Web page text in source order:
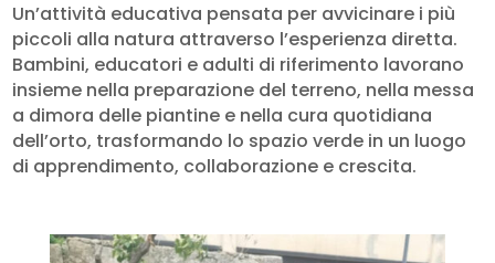
Un’attività educativa pensata per avvicinare i più
piccoli alla natura attraverso l’esperienza diretta.
Bambini, educatori e adulti di riferimento lavorano
insieme nella preparazione del terreno, nella messa
a dimora delle piantine e nella cura quotidiana
dell’orto, trasformando lo spazio verde in un luogo
di apprendimento, collaborazione e crescita.